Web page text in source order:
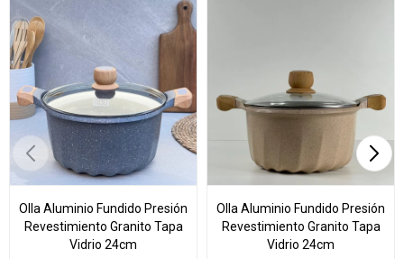
Olla Aluminio Fundido Presión
Revestimiento Granito Tapa
Vidrio 24cm
Olla Aluminio Fundido Presión
Revestimiento Granito Tapa
Vidrio 24cm